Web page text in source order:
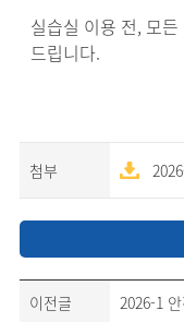
실습실 이용 전, 모
드립니다.
첨부
이전글 2026-1